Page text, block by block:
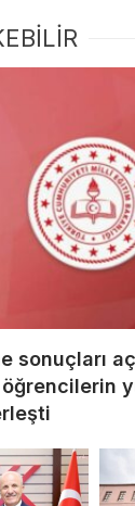
sonuçları